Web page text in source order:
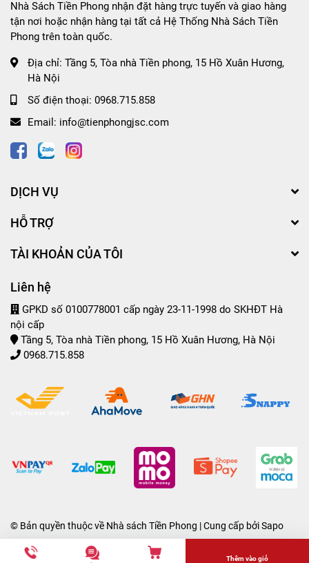
Nhà Sách Tiền Phong nhận đặt hàng trực tuyến và giao hàng
tận nơi hoặc nhận hàng tại tất cả Hệ Thống Nhà Sách Tiền
Phong trên toàn quốc.
Địa chỉ: Tầng 5, Tòa nhà Tiền phong, 15 Hồ Xuân Hương,
Hà Nội
Số điện thoại: 0968.715.858
Email: info@tienphongjsc.com
DỊCH VỤ
HỖ TRỢ
TÀI KHOẢN CỦA TÔI
Liên hệ
GPKD số 0100778001 cấp ngày 23-11-1998 do SKHĐT Hà
nội cấp
Tầng 5, Tòa nhà Tiền phong, 15 Hồ Xuân Hương, Hà Nội
0968.715.858
© Bản quyền thuộc về Nhà sách Tiền Phong | Cung cấp bởiSapo
Thêm vào giỏ